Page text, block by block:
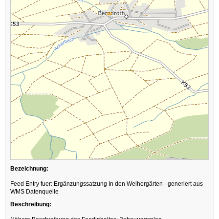
Bezeichnung:
Feed Entry fuer: Ergänzungssatzung In den Weihergärten - generiert aus
WMS Datenquelle
Beschreibung: